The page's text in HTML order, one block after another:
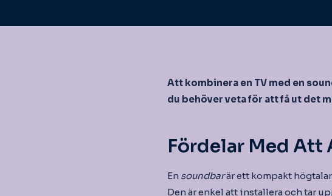
Att kombinera en TV med en
du behöver veta för att få ut det
Fördelar Med Att
En soundbarär ett kompakt
Den är enkel att installera och tar